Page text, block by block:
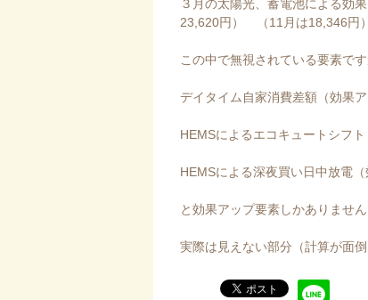
３月の太陽光、蓄電池による効
23,620円） （11月は18,346円
この中で無視されている要素で
デイタイム自家消費差額（効果ア
HEMSによるエコキュートシフト
HEMSによる深夜買い日中放電（
と効果アップ要素しかありません
実際は見えない部分（計算が面